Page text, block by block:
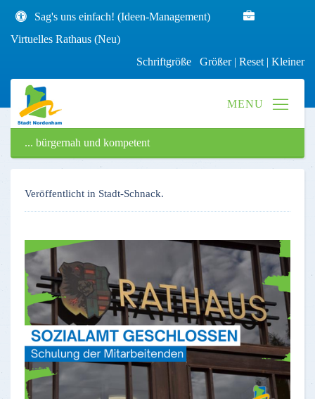
Sag's uns einfach! (Ideen-Management)
Virtuelles Rathaus (Neu)
Schriftgröße Größer| Reset | Kleiner
... bürgernah und kompetent
Veröffentlicht in Stadt-Schnack.